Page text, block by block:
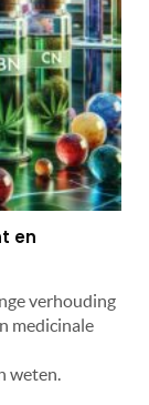
en
verhouding
medicinale
weten.